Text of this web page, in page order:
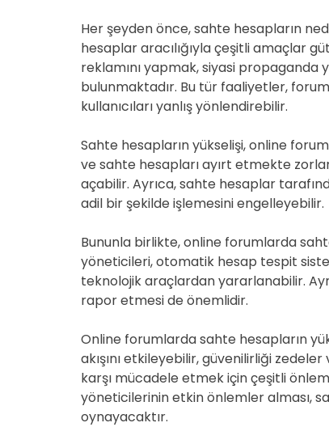
Her şeyden önce, sahte hesapların
hesaplar aracılığıyla çeşitli amaçlar
reklamını yapmak, siyasi propaganda
bulunmaktadır. Bu tür faaliyetler,
kullanıcıları yanlış yönlendirebilir.
Sahte hesapların yükselişi, online
ve sahte hesapları ayırt etmekte
açabilir. Ayrıca, sahte hesaplar
adil bir şekilde işlemesini engelleyebilir.
Bununla birlikte, online forumlarda
yöneticileri, otomatik hesap tespit
teknolojik araçlardan yararlanabilir.
rapor etmesi de önemlidir.
Online forumlarda sahte hesapların
akışını etkileyebilir, güvenilirliği
karşı mücadele etmek için çeşitli
yöneticilerinin etkin önlemler alması,
oynayacaktır.